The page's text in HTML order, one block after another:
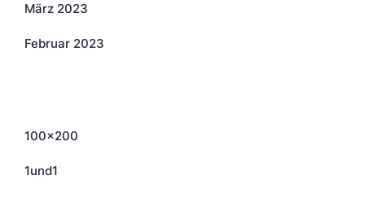
März 2023
Februar 2023
100×200
1und1